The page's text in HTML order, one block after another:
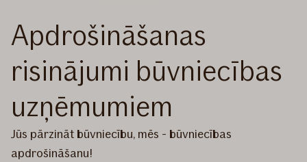
Apdrošināšanas
risinājumi būvniecības
uzņēmumiem
Jūs pārzināt būvniecību, mēs - būvniecības
apdrošināšanu!